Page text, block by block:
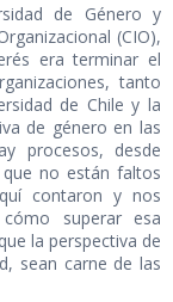
de Género y
(CIO),
era terminar el
tanto
de Chile y la
de género en las
procesos, desde
no están faltos
contaron y nos
superar esa
la perspectiva de
sean carne de las